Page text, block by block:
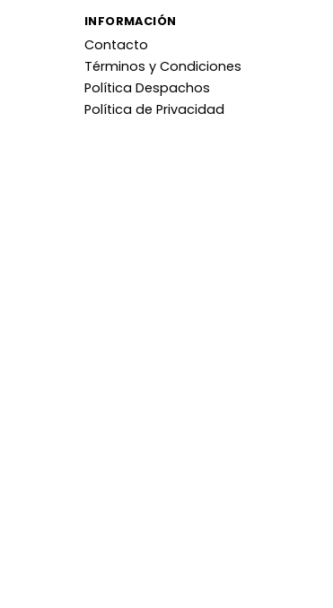
INFORMACIÓN
Contacto
Términos y Condiciones
Política Despachos
Política de Privacidad